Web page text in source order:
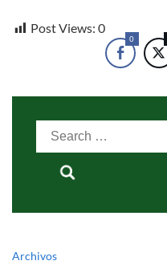
Post Views: 0
0
Search
Archivos